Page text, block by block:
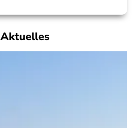
Aktuelles